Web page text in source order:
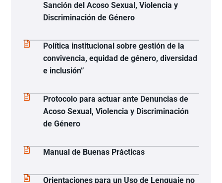
Sanción del Acoso Sexual, Violencia y
Discriminación de Género
Política institucional sobre gestión de la
convivencia, equidad de género, diversidad
e inclusión”
Protocolo para actuar ante Denuncias de
Acoso Sexual, Violencia y Discriminación
de Género
Manual de Buenas Prácticas
Orientaciones para un Uso de Lenguaje no